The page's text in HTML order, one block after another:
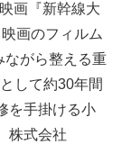
画『新幹線大
画のフィルム
ながら整える重
して約30年間
を手掛ける小
株式会社